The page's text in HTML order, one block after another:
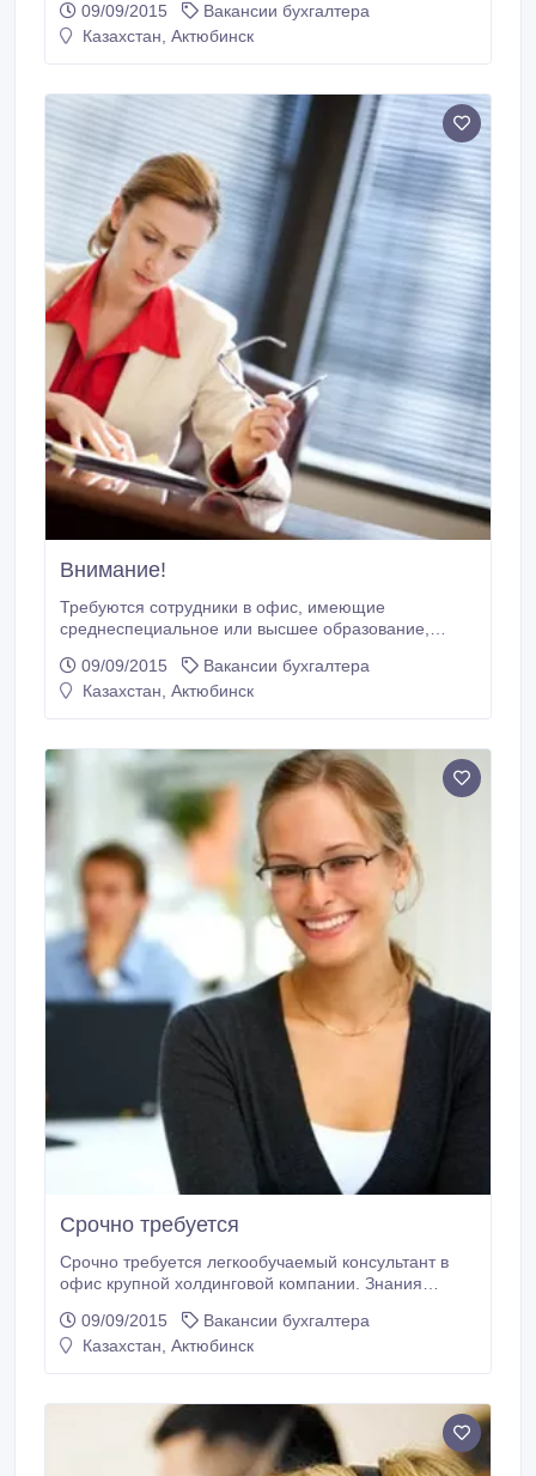
09/09/2015
Вакансии бухгалтера
Казахстан, Актюбинск
Внимание!
Требуются сотрудники в офис, имеющие
среднеспециальное или высшее образование,
Легкообучаемые, инициативные. Возраст значения
не имеет. Возможен карьерный рост. 87755183757
09/09/2015
Вакансии бухгалтера
Казахстан, Актюбинск
Срочно требуется
Срочно требуется легкообучаемый консультант в
офис крупной холдинговой компании. Знания
Возможен карьерный рост. Переквалификация за
счет компании. Тел: 87054764342..
09/09/2015
Вакансии бухгалтера
Казахстан, Актюбинск